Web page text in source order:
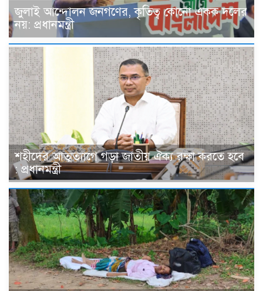
জুলাই আন্দোলন জনগণের, কৃতিত্ব কোনো একক দলের
নয়: প্রধানমন্ত্রী
শহীদের আত্মত্যাগে গড়া জাতীয় ঐক্য রক্ষা করতে হবে
: প্রধানমন্ত্রী